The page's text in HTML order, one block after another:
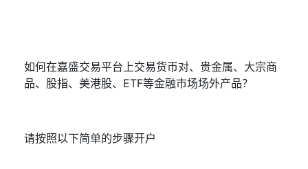
如何在嘉盛交易平台上交易货币对、贵金属、大宗商
品、股指、美港股、 ETF等金融市场场外产品？
请按照以下简单的步骤开户